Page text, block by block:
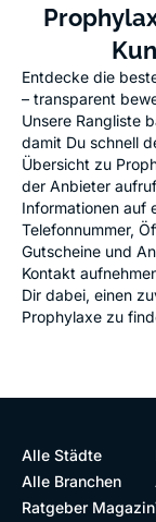
Entdecke die
– transparent
Unsere Rangliste
damit Du schnell
Übersicht zu
der Anbieter
Informationen auf
Telefonnummer,
Gutscheine und
Kontakt
Dir dabei, einen
Prophylaxe zu
Alle Städte
Alle Branchen
Ratgeber Magazin